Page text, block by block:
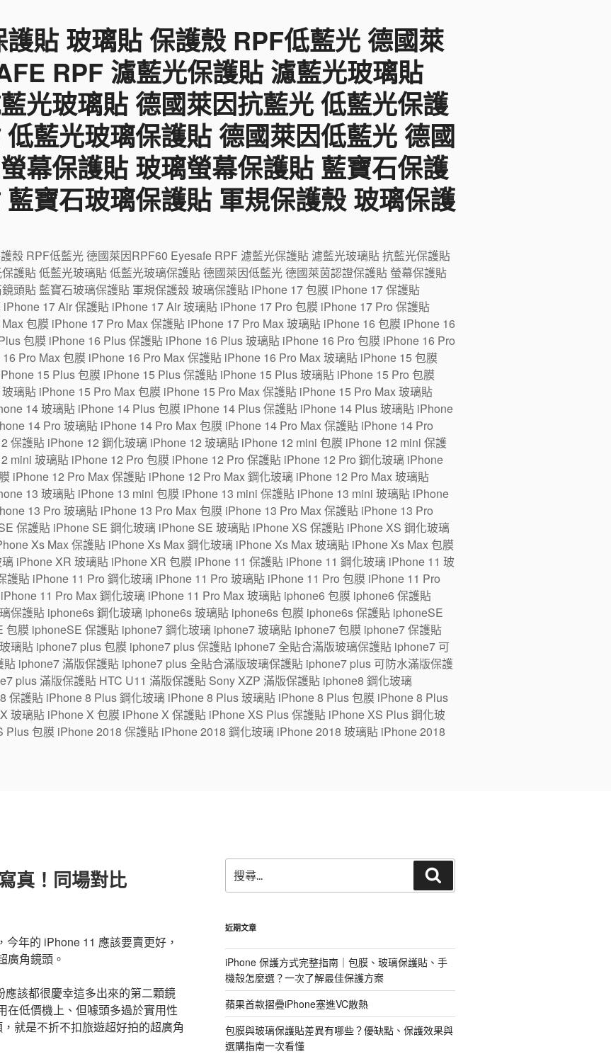
貼 玻璃貼 保護殼 RPF低藍光 德國萊
RPF 濾藍光保護貼 濾藍光玻璃貼
光玻璃貼 德國萊因抗藍光 低藍光保護
藍光玻璃保護貼 德國萊因低藍光 德國
幕保護貼 玻璃螢幕保護貼 藍寶石保護
寶石玻璃保護貼 軍規保護殼 玻璃保護
殼 RPF低藍光 德國萊因RPF60 Eyesafe RPF 濾藍光保護貼 濾藍光玻璃貼 抗藍光保護貼
護貼 低藍光玻璃貼 低藍光玻璃保護貼 德國萊因低藍光 德國萊茵認證保護貼 螢幕保護貼
頭貼 藍寶石玻璃保護貼 軍規保護殼 玻璃保護貼 iPhone 17 包膜 iPhone 17 保護貼
17 Air 保護貼 iPhone 17 Air 玻璃貼 iPhone 17 Pro 包膜 iPhone 17 Pro 保護貼
包膜 iPhone 17 Pro Max 保護貼 iPhone 17 Pro Max 玻璃貼 iPhone 16 包膜 iPhone 16
包膜 iPhone 16 Plus 保護貼 iPhone 16 Plus 玻璃貼 iPhone 16 Pro 包膜 iPhone 16 Pro
Pro Max 包膜 iPhone 16 Pro Max 保護貼 iPhone 16 Pro Max 玻璃貼 iPhone 15 包膜
15 Plus 包膜 iPhone 15 Plus 保護貼 iPhone 15 Plus 玻璃貼 iPhone 15 Pro 包膜
璃貼 iPhone 15 Pro Max 包膜 iPhone 15 Pro Max 保護貼 iPhone 15 Pro Max 玻璃貼
14 玻璃貼 iPhone 14 Plus 包膜 iPhone 14 Plus 保護貼 iPhone 14 Plus 玻璃貼 iPhone
14 Pro 玻璃貼 iPhone 14 Pro Max 包膜 iPhone 14 Pro Max 保護貼 iPhone 14 Pro
保護貼 iPhone 12 鋼化玻璃 iPhone 12 玻璃貼 iPhone 12 mini 包膜 iPhone 12 mini 保護
mini 玻璃貼 iPhone 12 Pro 包膜 iPhone 12 Pro 保護貼 iPhone 12 Pro 鋼化玻璃 iPhone
iPhone 12 Pro Max 保護貼 iPhone 12 Pro Max 鋼化玻璃 iPhone 12 Pro Max 玻璃貼
13 玻璃貼 iPhone 13 mini 包膜 iPhone 13 mini 保護貼 iPhone 13 mini 玻璃貼 iPhone
13 Pro 玻璃貼 iPhone 13 Pro Max 包膜 iPhone 13 Pro Max 保護貼 iPhone 13 Pro
保護貼 iPhone SE 鋼化玻璃 iPhone SE 玻璃貼 iPhone XS 保護貼 iPhone XS 鋼化玻璃
Xs Max 保護貼 iPhone Xs Max 鋼化玻璃 iPhone Xs Max 玻璃貼 iPhone Xs Max 包膜
iPhone XR 玻璃貼 iPhone XR 包膜 iPhone 11 保護貼 iPhone 11 鋼化玻璃 iPhone 11 玻
貼 iPhone 11 Pro 鋼化玻璃 iPhone 11 Pro 玻璃貼 iPhone 11 Pro 包膜 iPhone 11 Pro
11 Pro Max 鋼化玻璃 iPhone 11 Pro Max 玻璃貼 iphone6 包膜 iphone6 保護貼
保護貼 iphone6s 鋼化玻璃 iphone6s 玻璃貼 iphone6s 包膜 iphone6s 保護貼 iphoneSE
膜 iphoneSE 保護貼 iphone7 鋼化玻璃 iphone7 玻璃貼 iphone7 包膜 iphone7 保護貼
璃貼 iphone7 plus 包膜 iphone7 plus 保護貼 iphone7 全貼合滿版玻璃保護貼 iphone7 可
iphone7 滿版保護貼 iphone7 plus 全貼合滿版玻璃保護貼 iphone7 plus 可防水滿版保護
plus 滿版保護貼 HTC U11 滿版保護貼 Sony XZP 滿版保護貼 iphone8 鋼化玻璃
保護貼 iPhone 8 Plus 鋼化玻璃 iPhone 8 Plus 玻璃貼 iPhone 8 Plus 包膜 iPhone 8 Plus
玻璃貼 iPhone X 包膜 iPhone X 保護貼 iPhone XS Plus 保護貼 iPhone XS Plus 鋼化玻
包膜 iPhone 2018 保護貼 iPhone 2018 鋼化玻璃 iPhone 2018 玻璃貼 iPhone 2018
真！同場對比
年的 iPhone 11 應該要賣更好，
廣角鏡頭。
該都很慶幸這多出來的第二顆鏡
在低價機上、但噱頭多過於實用性
就是不折不扣旅遊超好拍的超廣角
尋
關
字:
尋
近期文章
iPhone 保護方式完整指南｜包膜、玻璃保護貼、手
機殼怎麼選？一次了解最佳保護方案
蘋果首款摺疊iPhone塞進VC散熱
包膜與玻璃保護貼差異有哪些？優缺點、保護效果與
選購指南一次看懂